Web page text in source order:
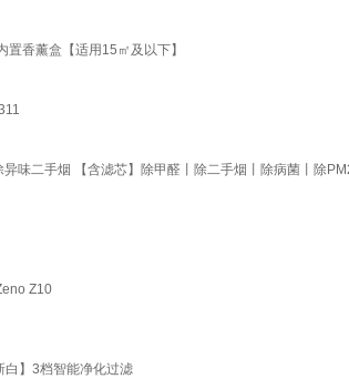
香薰盒【适用15㎡及以下】
味二手烟 【含滤芯】除甲醛丨除二手烟丨除病菌丨除
Z10
白】3档智能净化过滤